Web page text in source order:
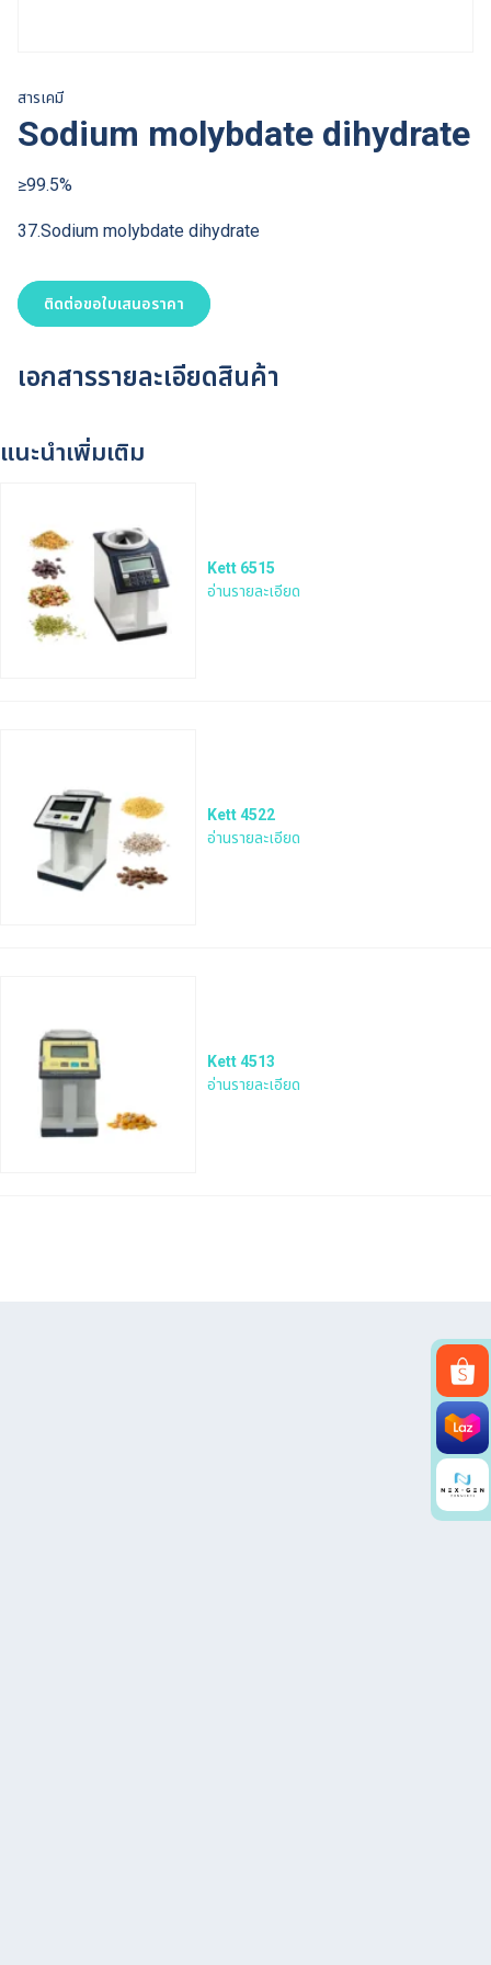
สารเคมี
Sodium molybdate dihydrate
≥99.5%
37.Sodium molybdate dihydrate
ติดต่อขอใบเสนอราคา
เอกสารรายละเอียดสินค้า
แนะนำเพิ่มเติม
Kett 6515
อ่านรายละเอียด
Kett 4522
อ่านรายละเอียด
Kett 4513
อ่านรายละเอียด